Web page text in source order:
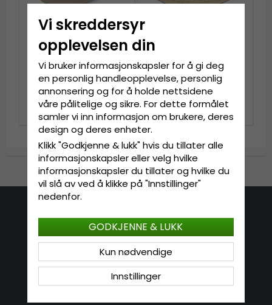
Hatter - Gårda
Toquerville Crushable
Wool felt Western hat
(beige)
kr 1 009
Stråhatt - Gårda
Funchal Raffia Fedora
(lys natur/mørk brun)
kr 709
Til kassen
Kontakt oss
E-mail: info@hatshop.se
Tel:+47 23 96 48 32
Kundeservice Informasjon
Vi skreddersyr
opplevelsen din
Vi bruker informasjonskapsler for å gi deg
en personlig handleopplevelse, personlig
annonsering og for å holde nettsidene
våre pålitelige og sikre. For dette formålet
samler vi inn informasjon om brukere, deres
design og deres enheter.
Klikk "Godkjenne & lukk" hvis du tillater alle
informasjonskapsler eller velg hvilke
informasjonskapsler du tillater og hvilke du
vil slå av ved å klikke på "Innstillinger"
nedenfor.
Innstillinger
Kun nødvendige
GODKJENNE & LUKK